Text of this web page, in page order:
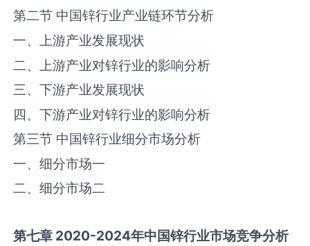
第二节 中国‌锌‌行业产业链环节分析
一、上游产业发展现状
二、上游产业对‌锌‌行业的影响分析
三、下游产业发展现状
四、下游产业对‌锌‌行业的影响分析
第三节 中国‌锌‌行业细分市场分析
一、细分市场一
二、细分市场二
第七章 2020-2024年中国锌行业市场竞争分析